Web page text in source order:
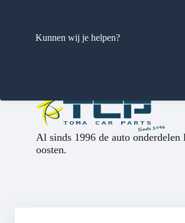
Kunnen wij je helpen?
Al sinds 1996 de auto
oosten.